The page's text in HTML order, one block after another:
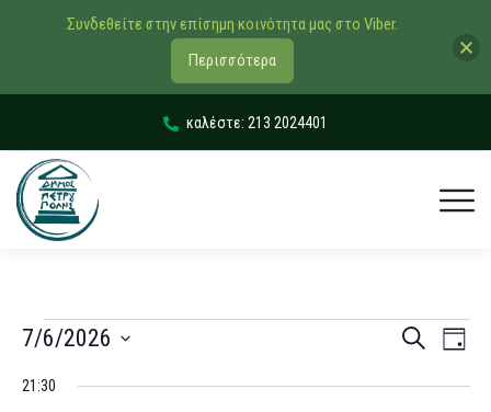
καλέστε: 213 2024401
Αναζήτηση
Day
7/6/2026
date.
21:30
Συνδεθείτε στην επίσημη κοινότητα μας στο Viber.
Περισσότερα